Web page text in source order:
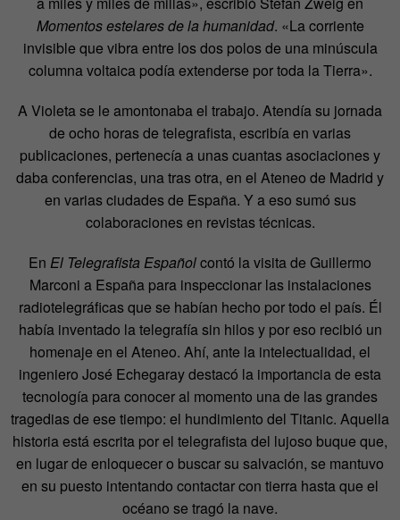
Momentos estelares de la humanidad. «La corriente
invisible que vibra entre los dos polos de una minúscula
columna voltaica podía extenderse por toda la Tierra».
A Violeta se le amontonaba el trabajo. Atendía su jornada
de ocho horas de telegrafista, escribía en varias
publicaciones, pertenecía a unas cuantas asociaciones y
daba conferencias, una tras otra, en el Ateneo de Madrid y
en varias ciudades de España. Y a eso sumó sus
colaboraciones en revistas técnicas.
En El Telegrafista Españolcontó la visita de Guillermo
Marconi a España para inspeccionar las instalaciones
radiotelegráficas que se habían hecho por todo el país. Él
había inventado la telegrafía sin hilos y por eso recibió un
homenaje en el Ateneo. Ahí, ante la intelectualidad, el
ingeniero José Echegaray destacó la importancia de esta
tecnología para conocer al momento una de las grandes
tragedias de ese tiempo: el hundimiento del Titanic. Aquella
historia está escrita por el telegrafista del lujoso buque que,
en lugar de enloquecer o buscar su salvación, se mantuvo
en su puesto intentando contactar con tierra hasta que el
océano se tragó la nave.